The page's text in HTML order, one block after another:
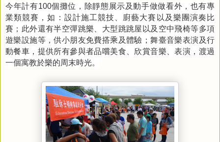
今年計有100個攤位，除靜態展示及動手做做看外，也有專
業類競賽，如：設計施工競技、廚藝大賽以及樂團演奏比
賽；此外還有半空彈跳樂、大型跳跳屋以及空中飛椅等多項
遊樂設施等，供小朋友免費搭乘及體驗；舞臺音樂表演及行
動餐車，提供所有參與者品嚐美食、欣賞音樂、表演，渡過
一個寓教於樂的周末時光。